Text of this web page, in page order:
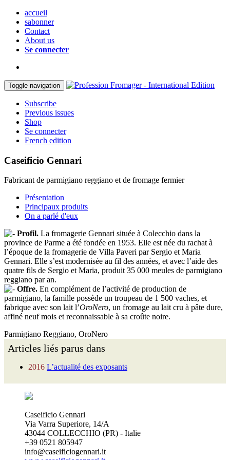
accueil
sabonner
Contact
About us
Se connecter
Toggle navigation
Subscribe
Previous issues
Shop
Se connecter
French edition
Caseificio Gennari
Fabricant de parmigiano reggiano et de fromage fermier
Présentation
Principaux produits
On a parlé d'eux
Profil. La fromagerie Gennari située à Colecchio dans la
province de Parme a été fondée en 1953. Elle est née du rachat à
l’époque de la fromagerie de Villa Paveri par Sergio et Maria
Gennari. Elle s’est modernisée au fil des années, et avec l’aide des
quatre fils de Sergio et Maria, produit 35 000 meules de parmigiano
reggiano par an.
Offre. En complément de l’activité de production de
parmigiano, la famille possède un troupeau de 1 500 vaches, et
fabrique avec son lait l’OroNero, un fromage au lait cru à pâte dure,
affiné neuf mois et reconnaissable à sa croûte noire.
Parmigiano Reggiano, OroNero
Articles liés parus dans
2016 L’actualité des exposants
Caseificio Gennari
Via Varra Superiore, 14/A
43044 COLLECCHIO (PR) - Italie
+39 0521 805947
info@caseificiogennari.it